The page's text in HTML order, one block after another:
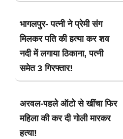
भागलपुर- पत्नी ने प्रेमी संग
मिलकर पति की हत्या कर शव
नदी में लगाया ठिकाना, पत्नी
समेत 3 गिरफ्तार!
अरवल-पहले ऑटो से खींचा फिर
महिला की कर दी गोली मारकर
हत्या!